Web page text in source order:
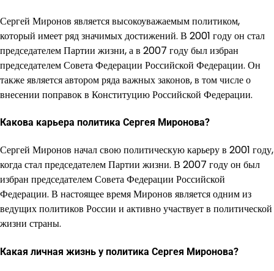
Сергей Миронов является высокоуважаемым политиком,
который имеет ряд значимых достижений. В 2001 году он стал
председателем Партии жизни, а в 2007 году был избран
председателем Совета Федерации Российской Федерации. Он
также является автором ряда важных законов, в том числе о
внесении поправок в Конституцию Российской Федерации.
Какова карьера политика Сергея Миронова?
Сергей Миронов начал свою политическую карьеру в 2001 году,
когда стал председателем Партии жизни. В 2007 году он был
избран председателем Совета Федерации Российской
Федерации. В настоящее время Миронов является одним из
ведущих политиков России и активно участвует в политической
жизни страны.
Какая личная жизнь у политика Сергея Миронова?